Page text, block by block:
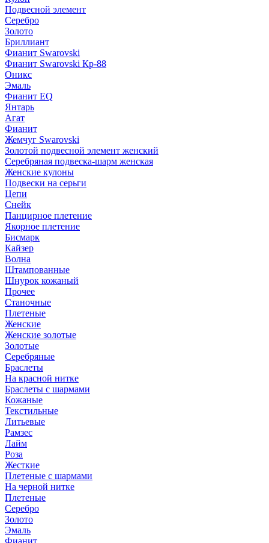
Подвесной элемент
Серебро
Золото
Бриллиант
Фианит Swarovski
Фианит Swarovski Кр-88
Оникс
Эмаль
Фианит EQ
Янтарь
Агат
Фианит
Жемчуг Swarovski
Золотой подвесной элемент женcкий
Серебряная подвеска-шарм женская
Женские кулоны
Подвески на серьги
Цепи
Снейк
Панцирное плетение
Якорное плетение
Бисмарк
Кайзер
Волна
Штампованные
Шнурок кожаный
Прочее
Станочные
Плетеные
Женские
Женские золотые
Золотые
Серебряные
Браслеты
На красной нитке
Браслеты с шармами
Кожаные
Текстильные
Литьевые
Рамзес
Лайм
Роза
Жесткие
Плетеные с шармами
На черной нитке
Плетеные
Серебро
Золото
Эмаль
Фианит